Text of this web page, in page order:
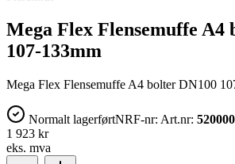
Mega Flex Flensemuffe A4
107-133mm
Mega Flex Flensemuffe A4 bolter DN100
Normalt lagerførtNRF-nr: Art.nr:
1 923 kr
eks. mva